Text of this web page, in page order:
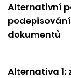
Alternativní
dokumentů
Alternativa 1: